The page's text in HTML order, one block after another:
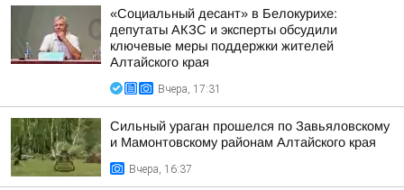
«Социальный десант» в Белокурихе:
депутаты АКЗС и эксперты обсудили
ключевые меры поддержки жителей
Алтайского края
Вчера, 17:31
Сильный ураган прошелся по Завьяловскому
и Мамонтовскому районам Алтайского края
Вчера, 16:37